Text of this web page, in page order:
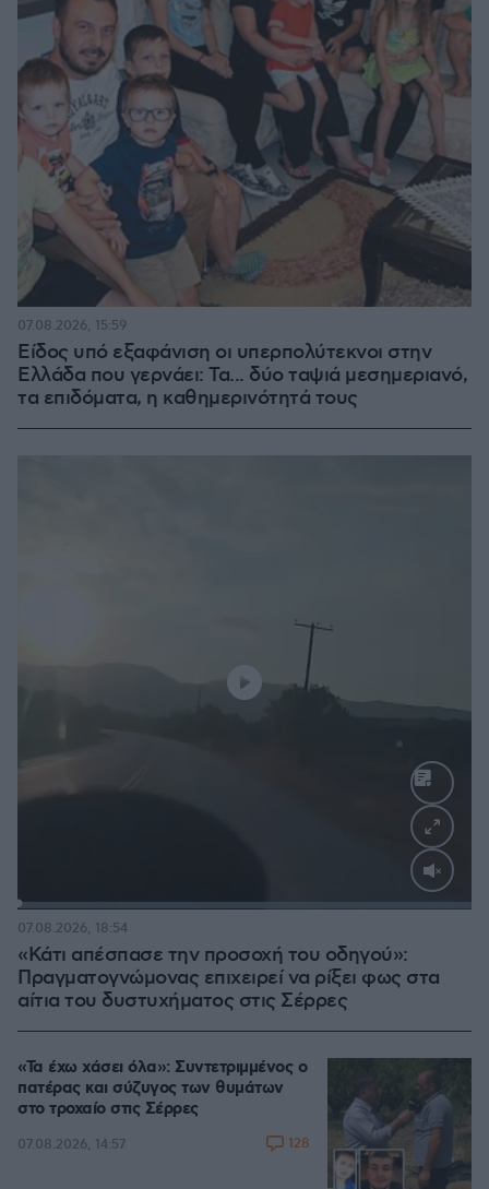
Είδος υπό εξαφάνιση οι υπερπολύτεκνοι στην
Ελλάδα που γερνάει: Τα... δύο ταψιά μεσημεριανό,
τα επιδόματα, η καθημερινότητά τους
07.08.2026, 15:59
Loaded:
«Κάτι απέσπασε την προσοχή του οδηγού»:
Πραγματογνώμονας επιχειρεί να ρίξει φως στα
αίτια του δυστυχήματος στις Σέρρες
07.08.2026, 18:54
«Τα έχω χάσει όλα»: Συντετριμμένος ο
πατέρας και σύζυγος των θυμάτων
στο τροχαίο στις Σέρρες
07.08.2026, 14:57 128